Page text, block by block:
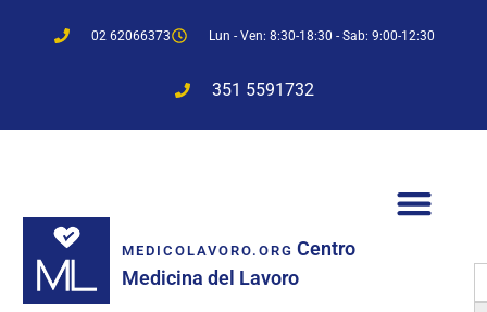
02 62066373 Lun - Ven: 8:30-18:30 - Sab: 9:00-12:30
351 5591732
MEDICOLAVORO.ORG Centro
Medicina del Lavoro